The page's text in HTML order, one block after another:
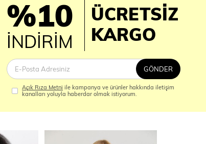
%10
İNDİRİM
ÜCRETSİZ
KARGO
GÖNDER
Açık Rıza Metni ile kampanya ve ürünler hakkında iletişim
kanalları yoluyla haberdar olmak istiyorum.